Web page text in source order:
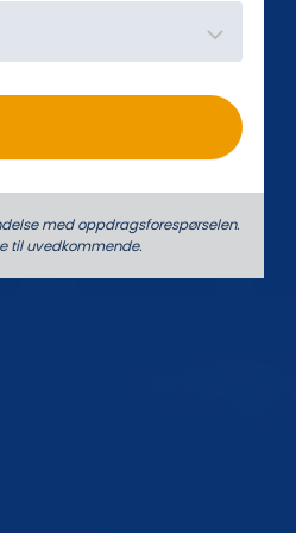
med oppdrags­forespørselen.
til uvedkommende.